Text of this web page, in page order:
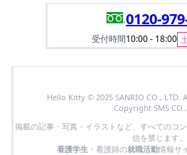
0120-
受付時間10:00 - 18:00
Hello Kitty © 2025 SANRIO CO., LTD.
Copyright SMS CO.,
掲載の記事・写真・イラストなど、すべてのコ
信を禁じます。
看護学生 ・看護師の就職活動情報サ